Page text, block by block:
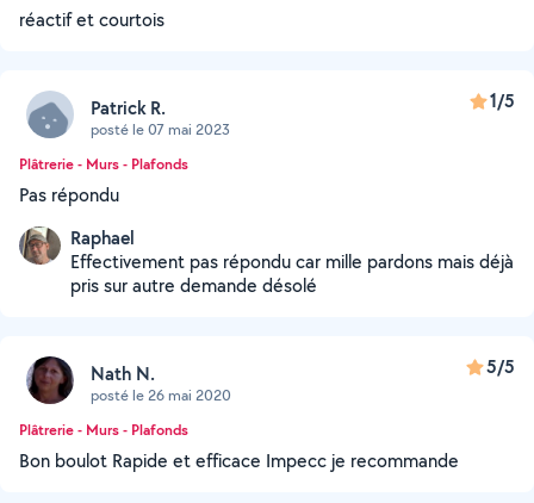
réactif et courtois
Patrick R.
posté le 07 mai 2023
1/5
Plâtrerie - Murs - Plafonds
Pas répondu
Raphael
Effectivement pas répondu car mille pardons mais déjà
pris sur autre demande désolé
Nath N.
posté le 26 mai 2020
5/5
Plâtrerie - Murs - Plafonds
Bon boulot Rapide et efficace Impecc je recommande